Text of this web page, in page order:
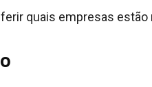
quais empresas